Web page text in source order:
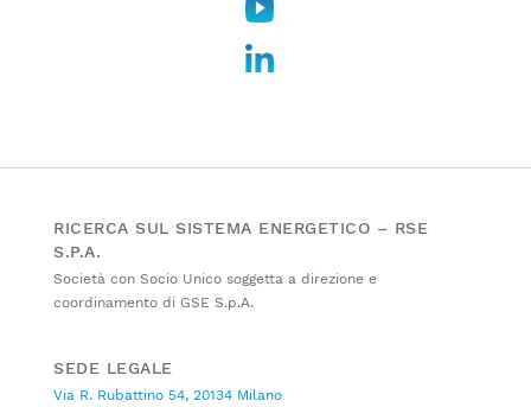
RICERCA SUL SISTEMA ENERGETICO – RSE
S.P.A.
Società con Socio Unico soggetta a direzione e
coordinamento di GSE S.p.A.
SEDE LEGALE
Via R. Rubattino 54, 20134 Milano